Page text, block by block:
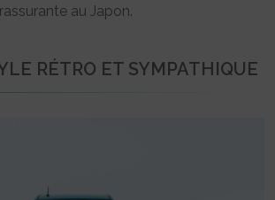
au Japon.
RÉTRO ET SYMPATHIQUE